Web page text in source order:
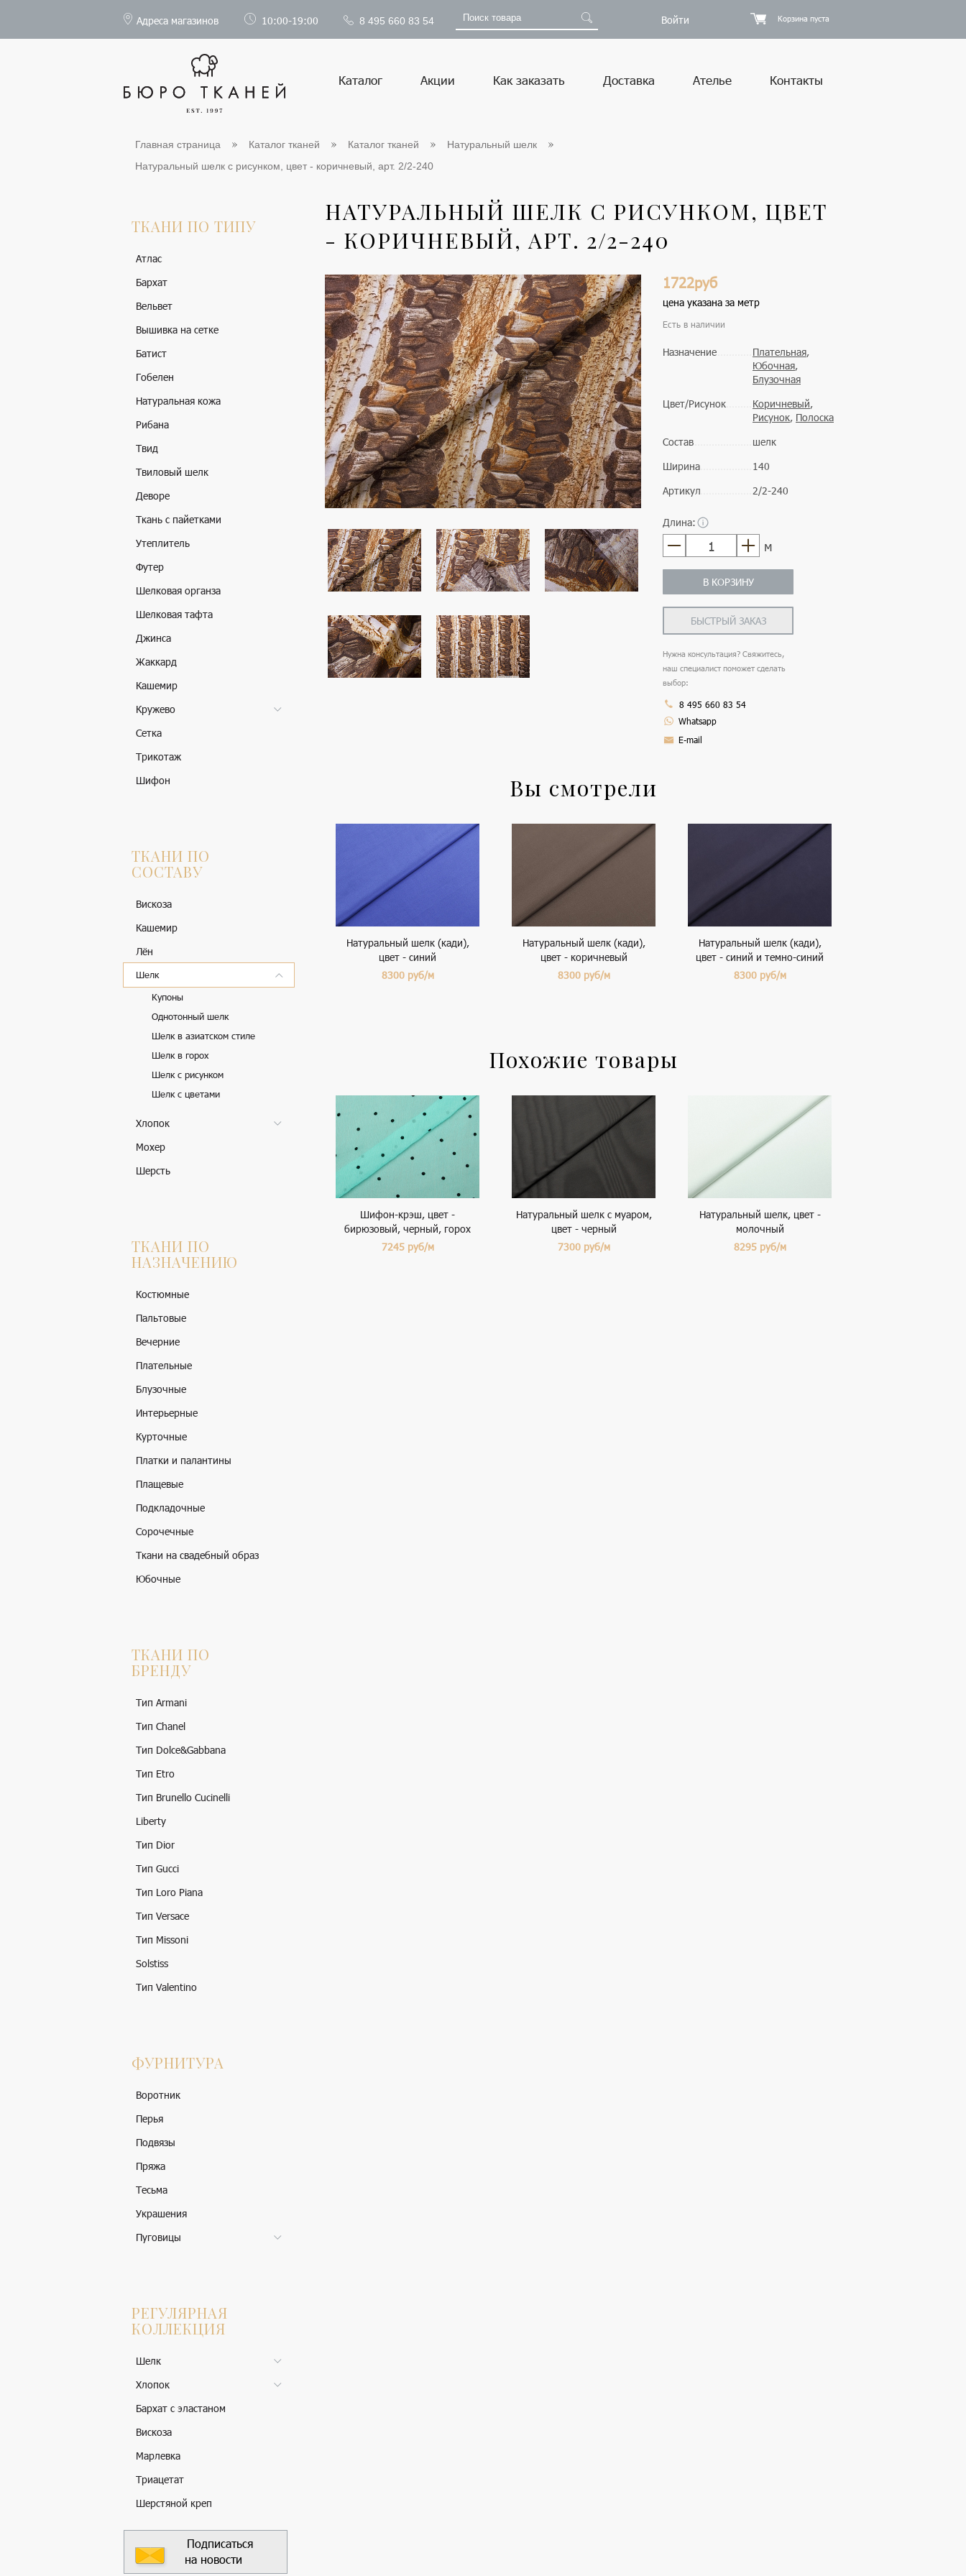
Адреса магазинов 10:00-19:00 8 495 660 83 54 Войти Корзина пуста
Каталог Акции Как заказать Доставка Ателье Контакты
Главная страница Каталог тканей Каталог тканей
Натуральный шелк
Натуральный шелк с рисунком, цвет - коричневый, арт. 2/2-240
ТКАНИ ПО ТИПУ
Атлас
Бархат
Вельвет
Вышивка на сетке
Батист
Гобелен
Натуральная кожа
Рибана
Твид
Твиловый шелк
Деворе
Ткань с пайетками
Утеплитель
Футер
Шелковая органза
Шелковая тафта
Джинса
Жаккард
Кашемир
Кружево
Сетка
Трикотаж
Шифон
ТКАНИ ПО
СОСТАВУ
Вискоза
Кашемир
Лён
Шелк
Купоны
Однотонный шелк
Шелк в азиатском стиле
Шелк в горох
Шелк с рисунком
Шелк с цветами
Хлопок
Мохер
Шерсть
ТКАНИ ПО
НАЗНАЧЕНИЮ
Костюмные
Пальтовые
Вечерние
Плательные
Блузочные
Интерьерные
Курточные
Платки и палантины
Плащевые
Подкладочные
Сорочечные
Ткани на свадебный образ
Юбочные
ТКАНИ ПО
БРЕНДУ
Тип Armani
Тип Chanel
Тип Dolce&Gabbana
Тип Etro
Тип Brunello Cucinelli
Liberty
Тип Dior
Тип Gucci
Тип Loro Piana
Тип Versace
Тип Missoni
Solstiss
Тип Valentino
ФУРНИТУРА
Воротник
Перья
Подвязы
Пряжа
Тесьма
Украшения
Пуговицы
РЕГУЛЯРНАЯ
КОЛЛЕКЦИЯ
Шелк
Хлопок
Бархат с эластаном
Вискоза
Марлевка
Триацетат
Шерстяной креп
Подписаться
на новости
НАТУРАЛЬНЫЙ ШЕЛК С РИСУНКОМ, ЦВЕТ
- КОРИЧНЕВЫЙ, АРТ. 2/2-240
1722руб
цена указана за метр
Есть в наличии
Назначение Плательная,
Юбочная,
Блузочная
Цвет/Рисунок
Коричневый,
Рисунок, Полоска
Состав
шелк
Ширина
140
Артикул
2/2-240
Длина:
м
В КОРЗИНУ
БЫСТРЫЙ ЗАКАЗ
Нужна консультация? Свяжитесь,
наш специалист поможет сделать
выбор:
8 495 660 83 54
Whatsapp
E-mail
Вы смотрели
Натуральный шелк (кади),
цвет - синий
8300 руб/м
Натуральный шелк (кади),
цвет - коричневый
8300 руб/м
Натуральный шелк (кади),
цвет - синий и темно-синий
8300 руб/м
Похожие товары
Шифон-крэш, цвет -
бирюзовый, черный, горох
7245 руб/м
Натуральный шелк с муаром,
цвет - черный
7300 руб/м
Натуральный шелк, цвет -
молочный
8295 руб/м